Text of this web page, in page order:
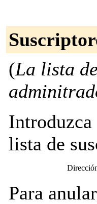
(La lista
lista de
Para